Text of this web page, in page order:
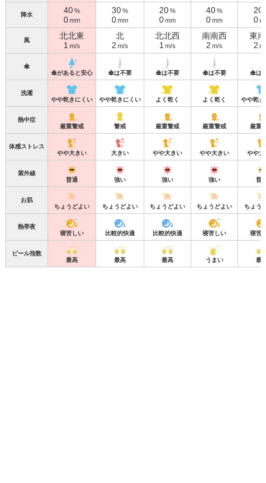
降水 40%
0mm
30%
0mm
20%
0mm
40%
0mm
20
0
風
北北東
1 m/s
北
2 m/s
北北西
1 m/s
南南西
2 m/s
東
2
傘
傘があると安心
傘は不要 傘は不要 傘は不要 傘は
洗濯
やや乾きにくい
やや乾きにくい よく乾く よく乾く やや乾き
熱中症
厳重警戒
警戒 厳重警戒 厳重警戒 厳重
体感ストレス
やや大きい
大きい やや大きい やや大きい やや大
紫外線
普通
強い 強い 強い 普
お肌
ちょうどよい
ちょうどよい ちょうどよい ちょうどよい ちょう
熱帯夜
寝苦しい
比較的快適 比較的快適 寝苦しい 寝苦
ビール指数
最高
最高 最高 うまい 最